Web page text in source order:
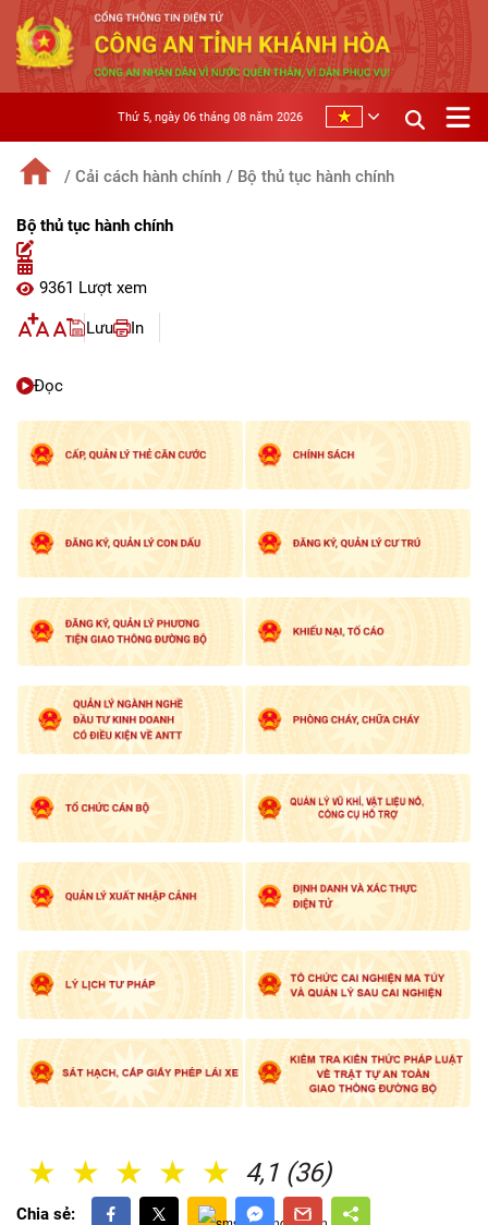
Thứ 5, ngày 06 tháng 08 năm 2026
/ Cải cách hành chính / Bộ thủ tục hành chính
Bộ thủ tục hành chính
9361 Lượt xem
Lưu In
Đọc
4,1 (36)
5 Sao
4 Sao
3 Sao
2 Sao
1 Sao
Chia sẻ: